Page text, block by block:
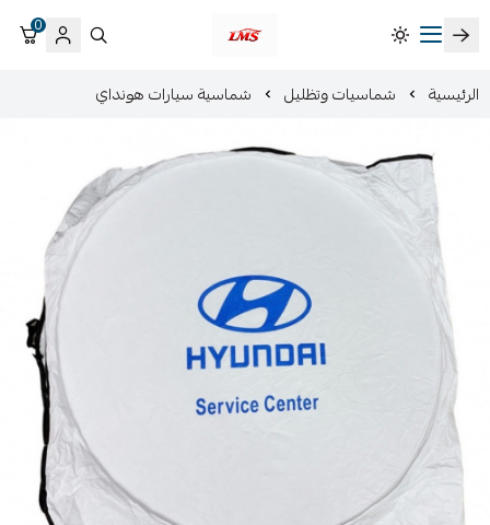
متجر لمسات الشرقية لزينة سيارات LMS
0
الرئيسية شماسيات وتظليل شماسية سيارات هونداي